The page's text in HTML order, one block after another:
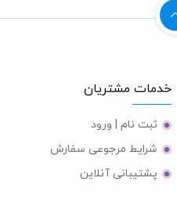
خدمات مشتریان
ثبت نام | ورود
شرایط مرجوعی سفارش
پشتیبانی آنلاین